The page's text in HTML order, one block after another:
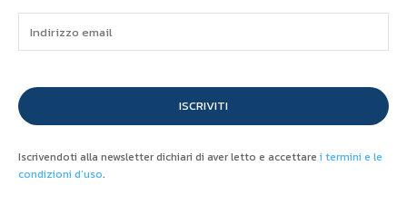
ISCRIVITI
Iscrivendoti alla newsletter dichiari di aver letto e accettare i termini e le
condizioni d’uso.